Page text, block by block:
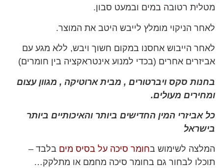
מטלית רטובה במים ובמעט סבון.
לאחר הניקוי מומלץ לייבש היטב את המוצר.
לאחר הייבוש אחסנו במקום חשוך ויבש, ללא מגע עם
אביזרים אחרים (בכדי למנוע אינטראקציה בין חומרים)
בחנות סקס ויברטורים , מבית ארוטיקה , מגוון עצום
ומחירים מעולים.
כל אביזרי המין החדישים ביותר והאיכותיים ביותר
בישראל
המלצה לשימוש בחומר סיכה על בסיס מים בלבד –
תוכלו לבחור גם בחומר סיכה מחמם או מתלקק…